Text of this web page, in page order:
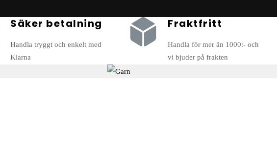
Säker betalning
Handla tryggt och enkelt med
Klarna
Fraktfritt
Handla för mer än 1000:- och
vi bjuder på frakten